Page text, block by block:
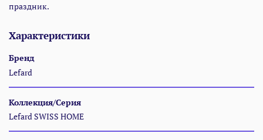
праздник.
Характеристики
Бренд
Lefard
Коллекция/Серия
Lefard SWISS HOME